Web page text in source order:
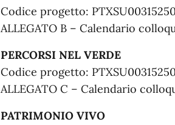
Codice progetto:
ALLEGATO B – Calendario
PERCORSI NEL VERDE
Codice progetto:
ALLEGATO C – Calendario
PATRIMONIO VIVO